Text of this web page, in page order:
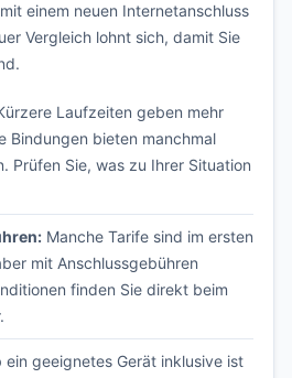
einem neuen Internetanschluss
Vergleich lohnt sich, damit Sie
Laufzeiten geben mehr
Bindungen bieten manchmal
Prüfen Sie, was zu Ihrer Situation
Manche Tarife sind im ersten
mit Anschlussgebühren
finden Sie direkt beim
ein geeignetes Gerät inklusive ist